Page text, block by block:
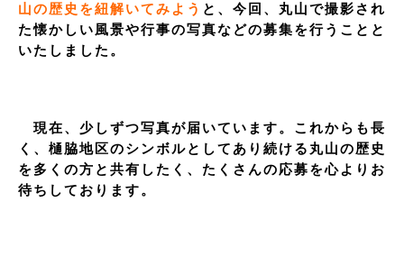
山の歴史を紐解いてみよう と、今回、丸山で撮影され
た懐かしい風景や行事の写真などの募集を行うことと
いたしました。
現在、少しずつ写真が届いています。これからも長
く、樋脇地区のシンボルとしてあり続ける丸山の歴史
を多くの方と共有したく、たくさんの応募を心よりお
待ちしております。